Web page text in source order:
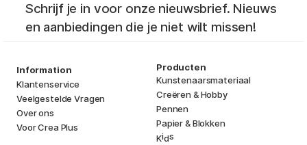
Schrijf je in voor onze nieuwsbrief. Nieuws
en aanbiedingen die je niet wilt missen!
Information
Klantenservice
Veelgestelde Vragen
Over ons
Voor Crea Plus
Producten
Kunstenaarsmateriaal
Creëren & Hobby
Pennen
Papier & Blokken
Kids